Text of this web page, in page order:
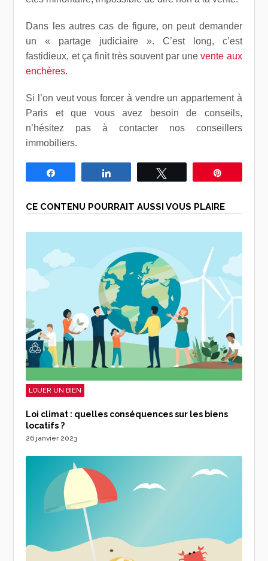
Dans les autres cas de figure, on peut demander
un « partage judiciaire ». C’est long, c’est
fastidieux, et ça finit très souvent par unevente aux
enchères.
Si l’on veut vous forcer à vendre un appartement à
Paris et que vous avez besoin de conseils,
n’hésitez pas à contacter nos conseillers
immobiliers.
CE CONTENU POURRAIT AUSSI VOUS PLAIRE
LOUER UN BIEN
Loi climat : quelles conséquences sur les biens
locatifs ?
26 janvier 2023